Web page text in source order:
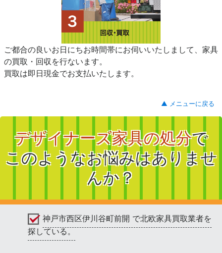
ご都合の良いお日にちお時間帯にお伺いいたしまして、家具
の買取・回収を行ないます。
買取は即日現金でお支払いたします。
▲ メニューに戻る
デザイナーズ家具の処分で
このようなお悩みはありませ
んか？
神戸市西区伊川谷町前開 で北欧家具買取業者を
探している。